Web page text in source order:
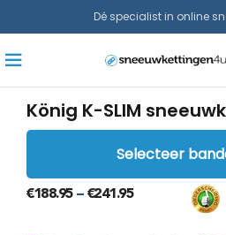
Dé specialist in online
König K-SLIM
Selecteer
€188.95– €241.95